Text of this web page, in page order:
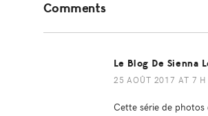
Interactions
Comments
Le Blog De Sienna
25 AOÛT 2017 AT 7
Cette série de photos